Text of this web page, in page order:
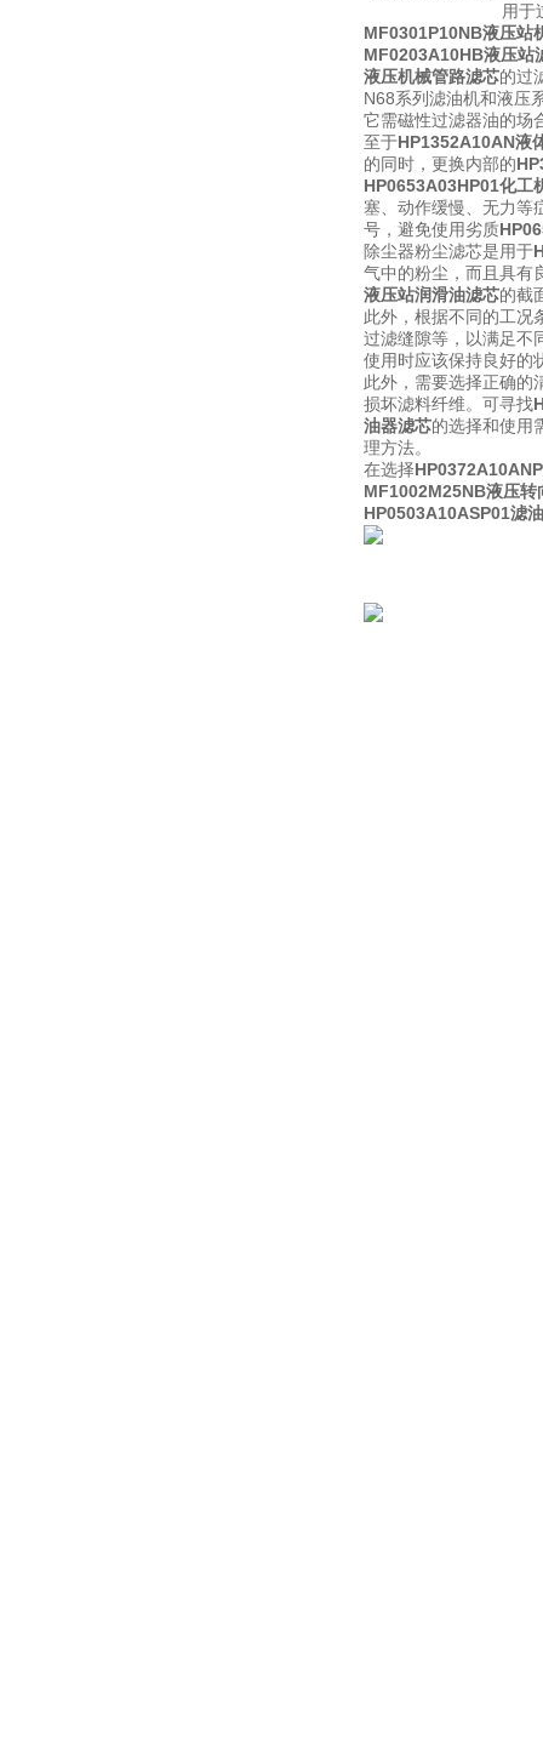
用于
MF0301P10NB液压站
MF0203A10HB液压站
液压机械管路滤芯的过
N68系列滤油机和液压
它需磁性过滤器油的场
至于HP1352A10AN液
的同时，更换内部的
HP0653A03HP01化工
塞、动作缓慢、无力等
号，避免使用劣质
除尘器粉尘滤芯是用于
气中的粉尘，而且具有
液压站润滑油滤芯的截
此外，根据不同的工况
过滤缝隙等，以满足不
使用时应该保持良好的
此外，需要选择正确的
损坏滤料纤维。可寻找
油器滤芯的选择和使用
理方法。
在选择
MF1002M25NB液压转
HP0503A10ASP01滤